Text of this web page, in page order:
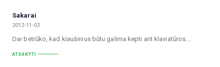
Sakarai
2012-11-02
Dar betrūko, kad kiaušinius būtu galima kepti ant klaviatūros….
ATSAKYTI